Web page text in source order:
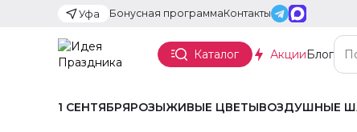
Уфа Бонусная программаКонтакты
Каталог АкцииБлог
1 СЕНТЯБРЯРОЗЫЖИВЫЕ ЦВЕТЫВОЗДУШНЫЕ